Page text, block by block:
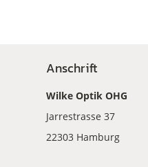
Anschrift
Wilke Optik OHG
Jarrestrasse 37
22303 Hamburg